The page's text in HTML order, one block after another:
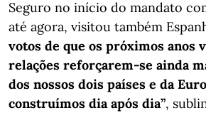
Seguro no início do mandato
até agora, visitou também
votos de que os próximos anos
relações reforçarem-se ainda
dos nossos dois países e da
construímos dia após dia”,